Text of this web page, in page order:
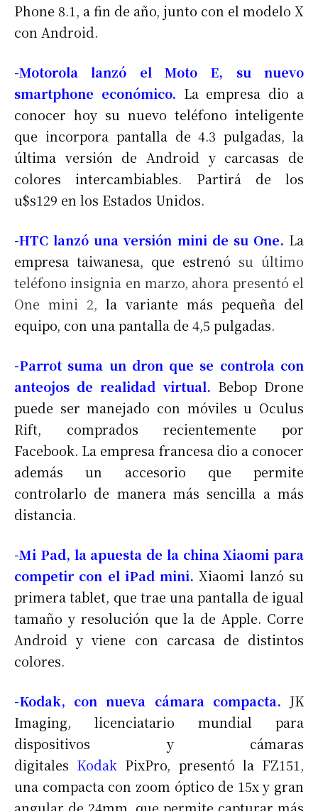
Phone 8.1, a fin de año, junto con el modelo X
con Android.
-Motorola lanzó el Moto E, su nuevo
smartphone económico. La empresa dio a
conocer hoy su nuevo teléfono inteligente
que incorpora pantalla de 4.3 pulgadas, la
última versión de Android y carcasas de
colores intercambiables. Partirá de los
u$s129 en los Estados Unidos.
-HTC lanzó una versión mini de su One. La
empresa taiwanesa, que estrenó su último
teléfono insignia en marzo, ahora presentó el
One mini 2, la variante más pequeña del
equipo, con una pantalla de 4,5 pulgadas.
-Parrot suma un dron que se controla con
anteojos de realidad virtual. Bebop Drone
puede ser manejado con móviles u Oculus
Rift, comprados recientemente por
Facebook. La empresa francesa dio a conocer
además un accesorio que permite
controlarlo de manera más sencilla a más
distancia.
-Mi Pad, la apuesta de la china Xiaomi para
competir con el iPad mini.Xiaomi lanzó su
primera tablet, que trae una pantalla de igual
tamaño y resolución que la de Apple. Corre
Android y viene con carcasa de distintos
colores.
-Kodak, con nueva cámara compacta. JK
Imaging, licenciatario mundial para
dispositivos y cámaras
digitales Kodak PixPro, presentó la FZ151,
una compacta con zoom óptico de 15x y gran